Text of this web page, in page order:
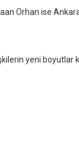
Orhan ise
yeni boyutlar